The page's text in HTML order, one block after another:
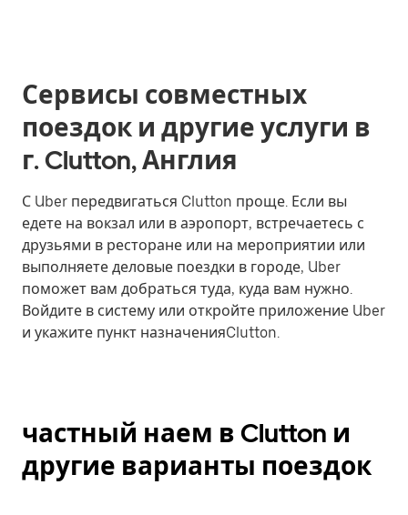
Сервисы совместных
поездок и другие услуги в
г. Clutton, Англия
С Uber передвигаться Clutton проще. Если вы
едете на вокзал или в аэропорт, встречаетесь с
друзьями в ресторане или на мероприятии или
выполняете деловые поездки в городе, Uber
поможет вам добраться туда, куда вам нужно.
Войдите в систему или откройте приложение Uber
и укажите пункт назначенияClutton.
частный наем в Clutton и
другие варианты поездок